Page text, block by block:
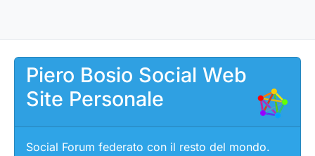
Piero Bosio Social Web
Site Personale
Social Forum federato con il resto del mondo.